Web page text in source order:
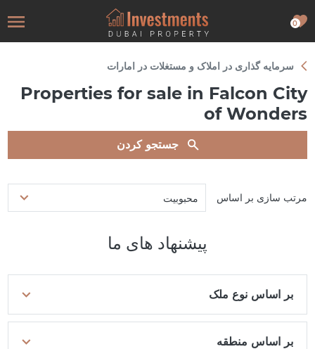
0
سرمایه گذاری در املاک و مستغلات در امارات
Properties for sale in Falcon City
of Wonders
جستجو کردن
مرتب سازی بر اساس محبوبیت
پیشنهاد های ما
بر اساس نوع ملک
بر اساس منطقه